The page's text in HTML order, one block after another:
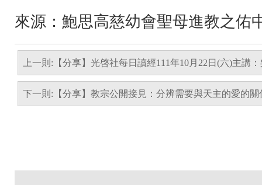
來源： 鮑思高慈幼會聖母進教之佑
上一則:【分享】光啓社每日讀經111年10月22日(六)主講
下一則:【分享】教宗公開接見：分辨需要與天主的愛的關